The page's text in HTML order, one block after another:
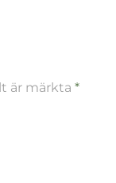
är märkta *